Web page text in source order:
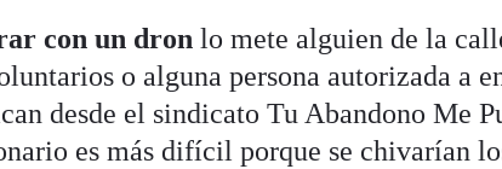
con un dron lo mete alguien de la
o alguna persona autorizada a
desde el sindicato Tu Abandono Me
es más difícil porque se chivarían